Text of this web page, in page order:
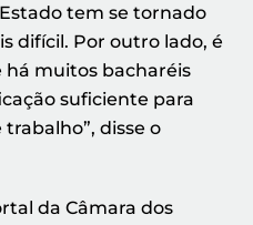
tem se tornado
difícil. Por outro lado, é
muitos bacharéis
suficiente para
disse o
da Câmara dos